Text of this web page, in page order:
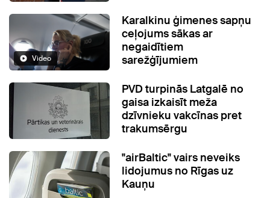
Video
Karalkinu ģimenes sapņu
ceļojums sākas ar
negaidītiem
sarežģījumiem
PVD turpinās Latgalē no
gaisa izkaisīt meža
dzīvnieku vakcīnas pret
trakumsērgu
"airBaltic" vairs neveiks
lidojumus no Rīgas uz
Kauņu